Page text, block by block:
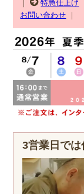
｜ 特急仕上げ
お問い合わせ ｜
3営業日では